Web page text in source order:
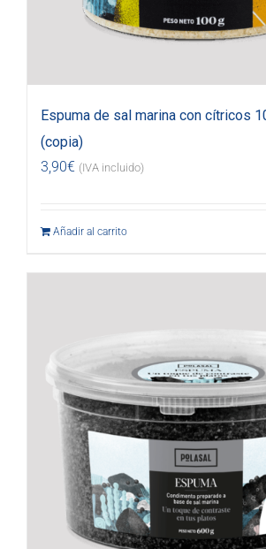
Espuma de sal marina con cítricos
(copia)
3,90€ (IVA incluido)
Añadir al carrito